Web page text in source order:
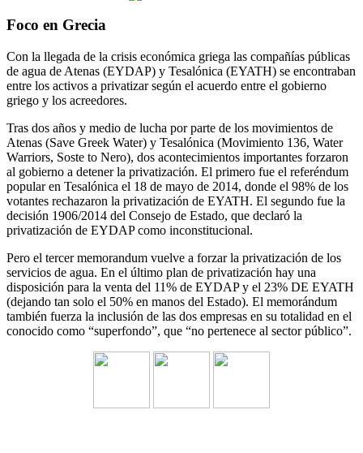
Foco en Grecia
Con la llegada de la crisis económica griega las compañías públicas
de agua de Atenas (EYDAP) y Tesalónica (EYATH) se encontraban
entre los activos a privatizar según el acuerdo entre el gobierno
griego y los acreedores.
Tras dos años y medio de lucha por parte de los movimientos de
Atenas (Save Greek Water) y Tesalónica (Movimiento 136, Water
Warriors, Soste to Nero), dos acontecimientos importantes forzaron
al gobierno a detener la privatización. El primero fue el referéndum
popular en Tesalónica el 18 de mayo de 2014, donde el 98% de los
votantes rechazaron la privatización de EYATH. El segundo fue la
decisión 1906/2014 del Consejo de Estado, que declaró la
privatización de EYDAP como inconstitucional.
Pero el tercer memorandum vuelve a forzar la privatización de los
servicios de agua. En el último plan de privatización hay una
disposición para la venta del 11% de EYDAP y el 23% DE EYATH
(dejando tan solo el 50% en manos del Estado). El memorándum
también fuerza la inclusión de las dos empresas en su totalidad en el
conocido como “superfondo”, que “no pertenece al sector público”.